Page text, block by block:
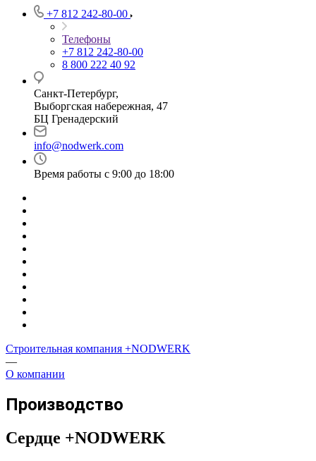
+7 812 242-80-00
Телефоны
+7 812 242-80-00
8 800 222 40 92
Санкт-Петербург,
Выборгская набережная, 47
БЦ Гренадерский
info@nodwerk.com
Время работы с 9:00 до 18:00
Строительная компания +NODWERK
—
О компании
Производство
Сердце +NODWERK